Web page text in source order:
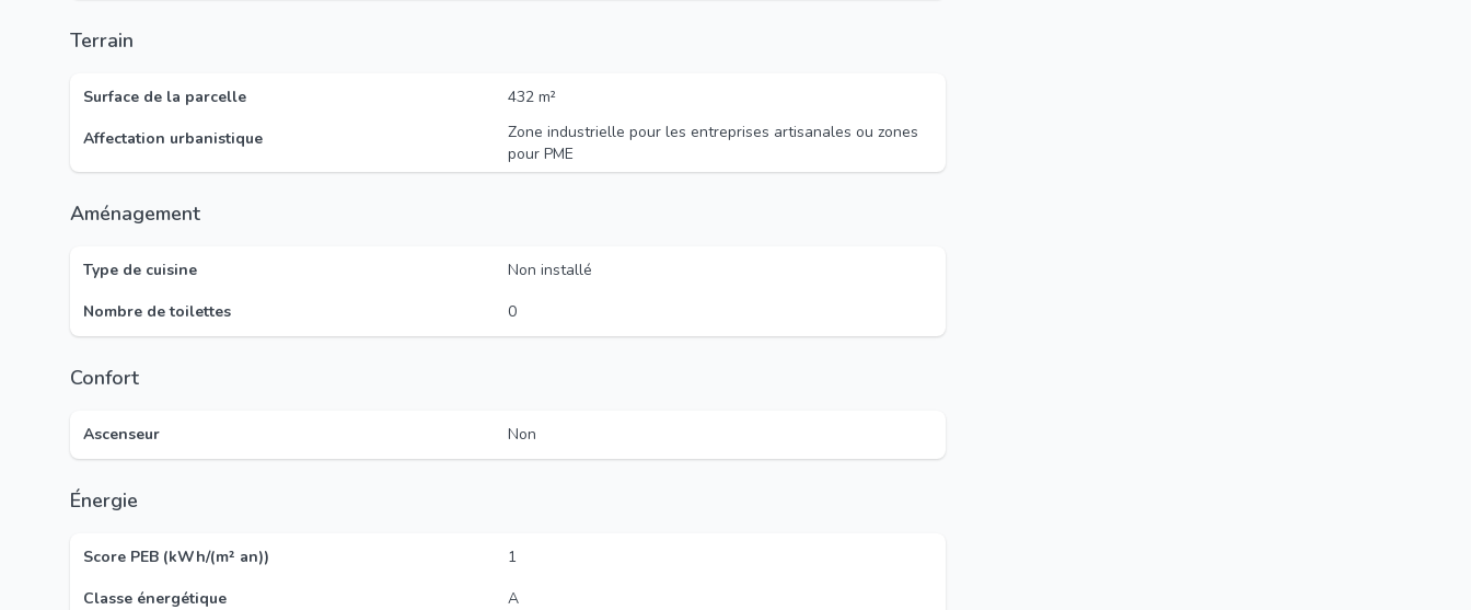
Terrain
Surface de la parcelle
432 m²
Affectation urbanistique
Zone industrielle pour les entreprises artisanales ou zones
pour PME
Aménagement
Type de cuisine
Non installé
Nombre de toilettes
0
Confort
Ascenseur Non
Énergie
Score PEB (kWh/(m² an))
1
Classe énergétique
A